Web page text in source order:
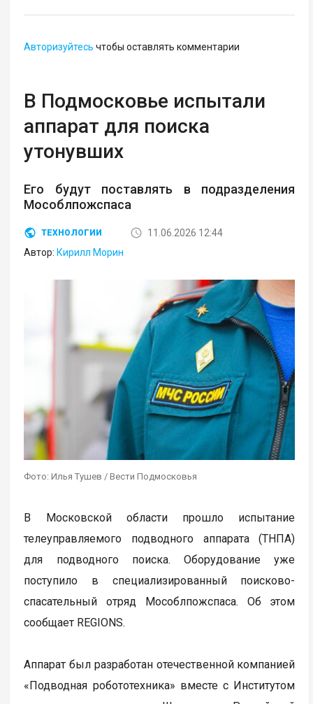
Авторизуйтесь чтобы оставлять комментарии
В Подмосковье испытали
аппарат для поиска
утонувших
Его будут поставлять в подразделения
Мособлпожспаса
ТЕХНОЛОГИИ
11.06.2026 12:44
Автор: Кирилл Морин
Фото: Илья Тушев / Вести Подмосковья
В Московской области прошло испытание
телеуправляемого подводного аппарата (ТНПА)
для подводного поиска. Оборудование уже
поступило в специализированный поисково-
спасательный отряд Мособлпожспаса. Об этом
сообщает REGIONS.
Аппарат был разработан отечественной компанией
«Подводная робототехника» вместе с Институтом